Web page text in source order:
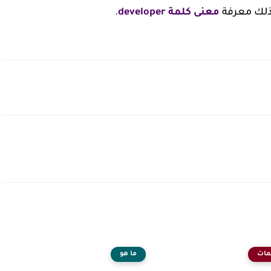
معرفة معنى كلمة developer .
ما هو